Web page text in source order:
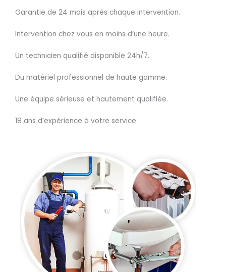
Garantie de 24 mois après chaque intervention.
Intervention chez vous en moins d’une heure.
Un technicien qualifié disponible 24h/7.
Du matériel professionnel de haute gamme.
Une équipe sérieuse et hautement qualifiée.
18 ans d’expérience à votre service.